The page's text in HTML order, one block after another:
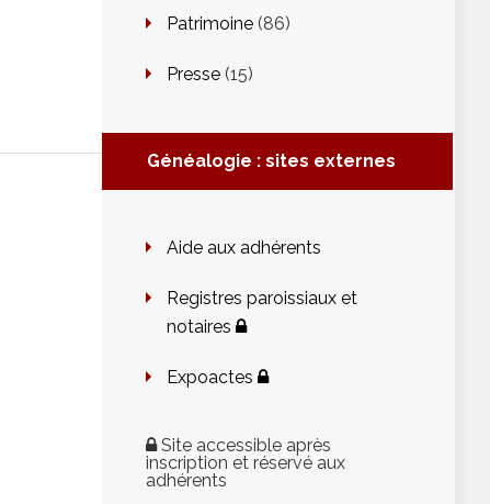
Patrimoine (86)
Presse (15)
Généalogie : sites externes
Aide aux adhérents
Registres paroissiaux et
notaires
Expoactes
Site accessible après
inscription et réservé aux
adhérents